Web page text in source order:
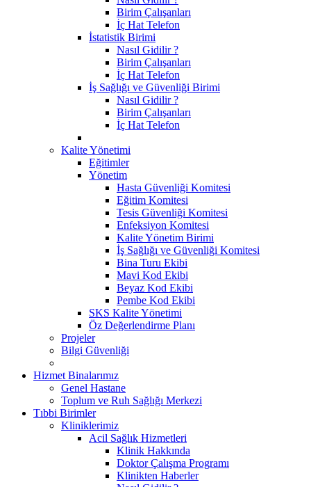
Birim Çalışanları
İç Hat Telefon
İstatistik Birimi
Nasıl Gidilir ?
Birim Çalışanları
İç Hat Telefon
İş Sağlığı ve Güvenliği Birimi
Nasıl Gidilir ?
Birim Çalışanları
İç Hat Telefon
Kalite Yönetimi
Eğitimler
Yönetim
Hasta Güvenliği Komitesi
Eğitim Komitesi
Tesis Güvenliği Komitesi
Enfeksiyon Komitesi
Kalite Yönetim Birimi
İş Sağlığı ve Güvenliği Komitesi
Bina Turu Ekibi
Mavi Kod Ekibi
Beyaz Kod Ekibi
Pembe Kod Ekibi
SKS Kalite Yönetimi
Öz Değerlendirme Planı
Projeler
Bilgi Güvenliği
Hizmet Binalarımız
Genel Hastane
Toplum ve Ruh Sağlığı Merkezi
Tıbbi Birimler
Kliniklerimiz
Acil Sağlık Hizmetleri
Klinik Hakkında
Doktor Çalışma Programı
Klinikten Haberler